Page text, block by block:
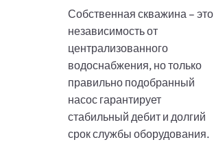
Собственная скважина – это
независимость от
централизованного
водоснабжения, но только
правильно подобранный
насос гарантирует
стабильный дебит и долгий
срок службы оборудования.